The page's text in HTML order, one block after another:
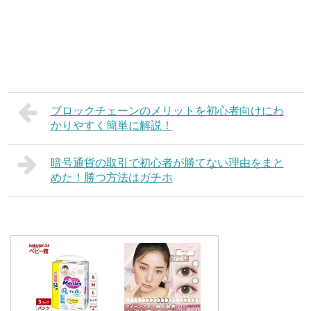
ブロックチェーンのメリットを初心者向けにわ
かりやすく簡単に解説！
暗号通貨の取引で初心者が勝てない理由をまと
めた！勝つ方法はガチホ